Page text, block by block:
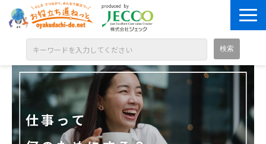
ABOUT
目的別に探す
ジャンル別に探す
シリーズ別に探す